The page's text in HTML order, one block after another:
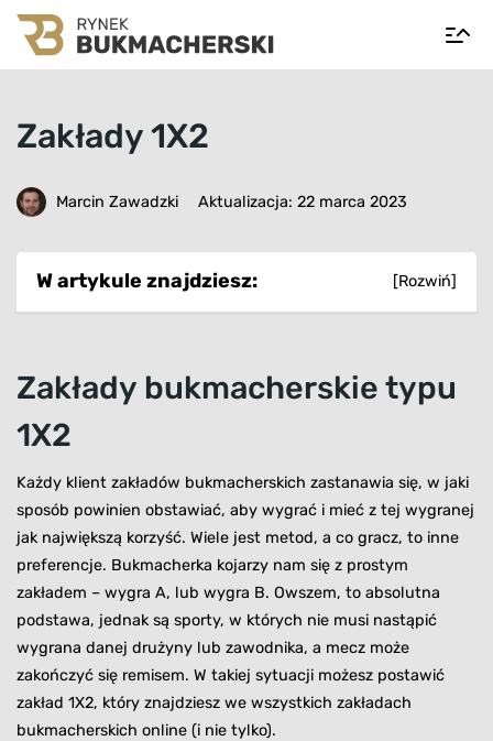
Zakłady 1X2
Marcin Zawadzki Aktualizacja: 22 marca 2023
W artykule znajdziesz: [Rozwiń]
Zakłady bukmacherskie typu
1X2
Każdy klient zakładów bukmacherskich zastanawia się, w jaki
sposób powinien obstawiać, aby wygrać i mieć z tej wygranej
jak największą korzyść. Wiele jest metod, a co gracz, to inne
preferencje. Bukmacherka kojarzy nam się z prostym
zakładem – wygra A, lub wygra B. Owszem, to absolutna
podstawa, jednak są sporty, w których nie musi nastąpić
wygrana danej drużyny lub zawodnika, a mecz może
zakończyć się remisem. W takiej sytuacji możesz postawić
zakład 1X2, który znajdziesz we wszystkich zakładach
bukmacherskich online (i nie tylko).